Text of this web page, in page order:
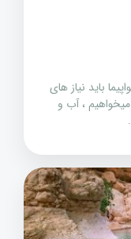
باید نیاز های
، آب و